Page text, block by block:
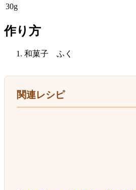
30g
作り方
和菓子 ふく
関連レシピ